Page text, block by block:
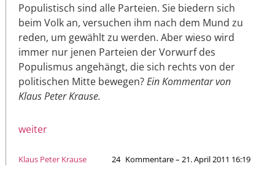
Populistisch sind alle Parteien. Sie biedern sich
beim Volk an, versuchen ihm nach dem Mund zu
reden, um gewählt zu werden. Aber wieso wird
immer nur jenen Parteien der Vorwurf des
Populismus angehängt, die sich rechts von der
politischen Mitte bewegen?Ein Kommentar von
Klaus Peter Krause.
weiter
Klaus Peter Krause 24 Kommentare – 21. April 2011 16:19